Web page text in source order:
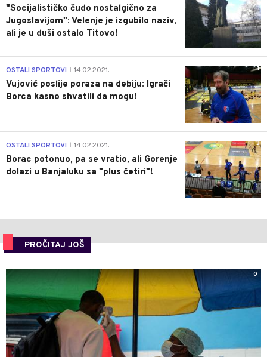
"Socijalističko čudo nostalgično za
Jugoslavijom": Velenje je izgubilo naziv,
ali je u duši ostalo Titovo!
1
OSTALI SPORTOVI 14.02.2021.
Vujović poslije poraza na debiju: Igrači
Borca kasno shvatili da mogu!
3
OSTALI SPORTOVI 14.02.2021.
Borac potonuo, pa se vratio, ali Gorenje
dolazi u Banjaluku sa "plus četiri"!
PROČITAJ JOŠ
0